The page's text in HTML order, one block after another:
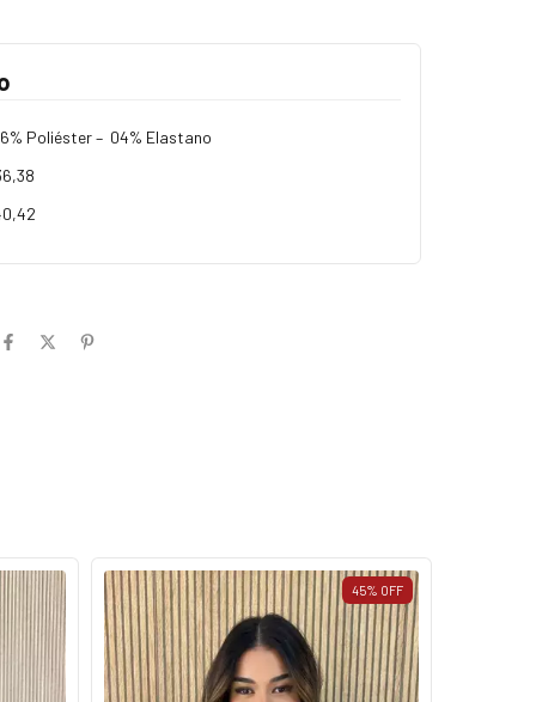
Poliéster – 04% Elastano
45% OFF